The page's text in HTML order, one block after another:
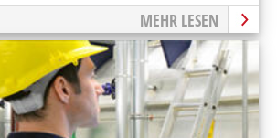
MEHR LESEN